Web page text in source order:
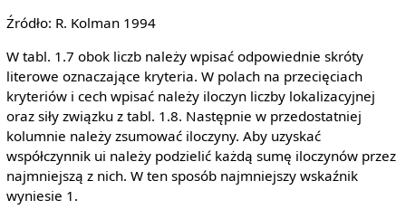
Źródło: R. Kolman 1994
W tabl. 1.7 obok liczb należy wpisać odpowiednie skróty
literowe oznaczające kryteria. W polach na przecięciach
kryteriów i cech wpisać należy iloczyn liczby lokalizacyjnej
oraz siły związku z tabl. 1.8. Następnie w przedostatniej
kolumnie należy zsumować iloczyny. Aby uzyskać
współczynnik ui należy podzielić każdą sumę iloczynów przez
najmniejszą z nich. W ten sposób najmniejszy wskaźnik
wyniesie 1.